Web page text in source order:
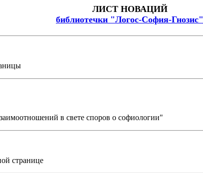
ЛИСТ НОВАЦИЙ
библиотечки "Логос-София-Гнозис"
в свете споров о софиологии"
странице